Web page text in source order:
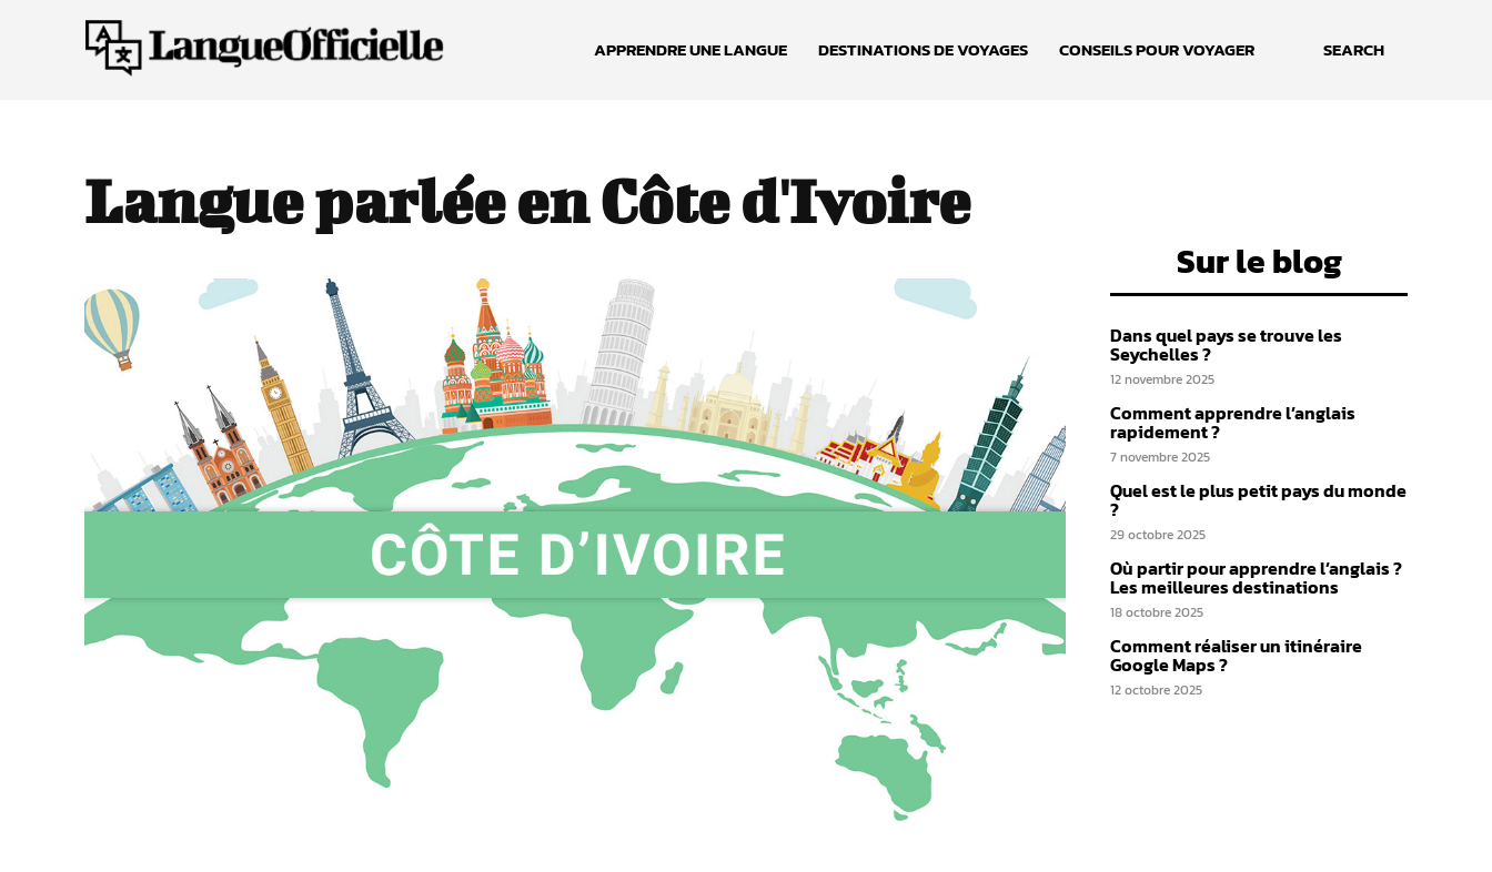
APPRENDRE UNE LANGUE DESTINATIONS DE VOYAGES CONSEILS POUR VOYAGER SEARCH
Langue parlée en Côte d'Ivoire
Sur le blog
Dans quel pays se trouve les
Seychelles ?
12 novembre 2025
Comment apprendre l’anglais
rapidement ?
7 novembre 2025
Quel est le plus petit pays du monde
?
29 octobre 2025
Où partir pour apprendre l’anglais ?
Les meilleures destinations
18 octobre 2025
Comment réaliser un itinéraire
Google Maps ?
12 octobre 2025